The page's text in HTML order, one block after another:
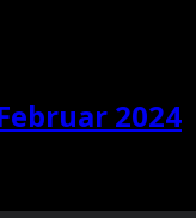
2024